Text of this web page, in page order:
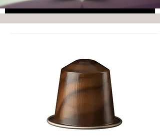
Unsere Kapseln sind kompatibel mit
Nespresso, Dolce Gusto, Lavazza
Espresso Point und A Modo Mio
Systemen. So finden Sie garantiert
die passende Lösung für Ihre